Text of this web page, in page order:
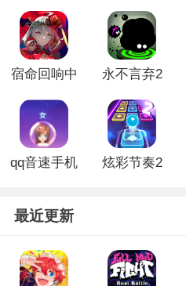
宿命回响中
永不言弃2
版
qq音速手机
炫彩节奏2
最近更新